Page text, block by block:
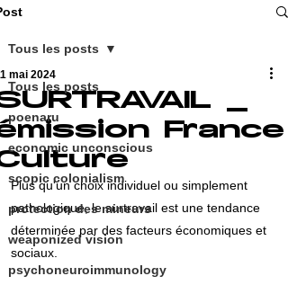
Tous les posts
poenaru
economic unconscious
scopic colonialism
protection des mineurs
weaponized vision
psychoneuroimmunology
Tous les posts
_
France
mai 2024
Plus qu'un choix individuel ou simplement
pathologique, le surtravail est une tendance
déterminée par des facteurs économiques et
sociaux.